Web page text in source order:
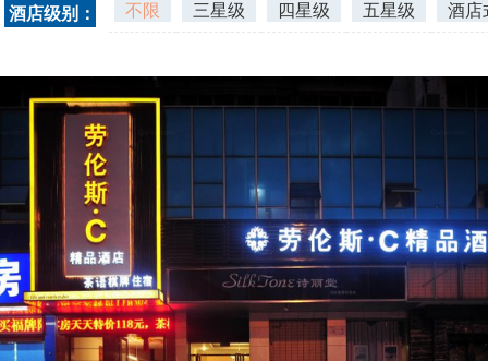
平武县
酒店级别： 不限 三星级 四星级 五星级
酒店